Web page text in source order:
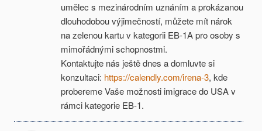
umělec s mezinárodním uznáním a prokázanou
dlouhodobou výjimečností, můžete mít nárok
na zelenou kartu v kategorii EB-1A pro osoby s
mimořádnými schopnostmi.
Kontaktujte nás ještě dnes a domluvte si
konzultaci: https://calendly.com/irena-3, kde
probereme Vaše možnosti imigrace do USA v
rámci kategorie EB-1.